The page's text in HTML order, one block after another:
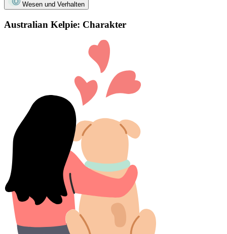
Wesen und Verhalten
Australian Kelpie: Charakter